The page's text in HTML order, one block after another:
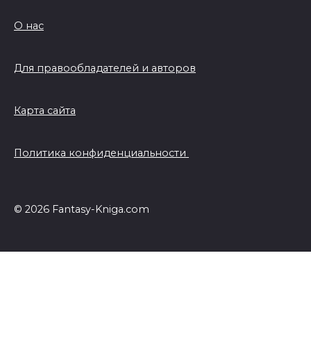
О нас
Для правообладателей и авторов
Карта сайта
Политика конфиденциальности
© 2026 Fantasy-Kniga.com